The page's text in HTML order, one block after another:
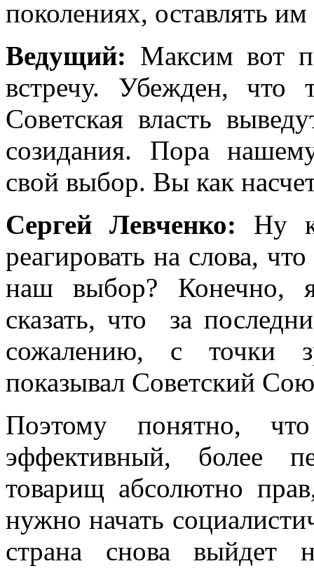
поколениях, оставлять
Ведущий: Максим вот
встречу. Убежден, что
Советская власть
созидания. Пора
свой выбор. Вы как
Сергей Левченко: Ну
реагировать на слова,
наш выбор? Конечно,
сказать, что за
сожалению, с точки
показывал Советский
Поэтому понятно,
эффективный, более
товарищ абсолютно
нужно начать
страна снова выйдет